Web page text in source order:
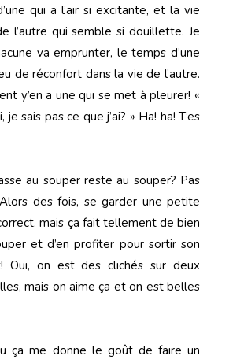
qui a l’air si excitante, et la vie
l’autre qui semble si douillette. Je
va emprunter, le temps d’une
de réconfort dans la vie de l’autre.
y’en a une qui se met à pleurer! «
je sais pas ce que j’ai? » Ha! ha! T’es
au souper reste au souper? Pas
des fois, se garder une petite
mais ça fait tellement de bien
et d’en profiter pour sortir son
Oui, on est des clichés sur deux
mais on aime ça et on est belles
ça me donne le goût de faire un